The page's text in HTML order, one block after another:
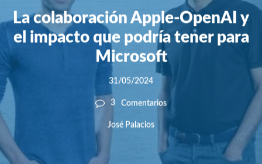
La colaboración Apple-OpenAI y
el impacto que podría tener para
Microsoft
31/05/2024
3 Comentarios
José Palacios